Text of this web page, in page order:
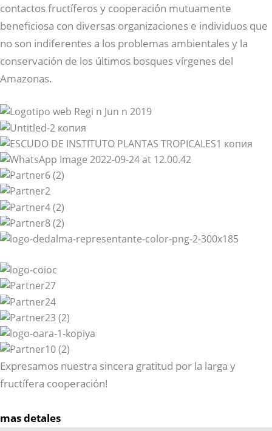
contactos fructíferos y cooperación mutuamente
beneficiosa con diversas organizaciones e individuos que
no son indiferentes a los problemas ambientales y la
conservación de los últimos bosques vírgenes del
Amazonas.
Expresamos nuestra sincera gratitud por la larga y
fructífera cooperación!
mas detales